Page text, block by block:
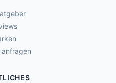
anfragen